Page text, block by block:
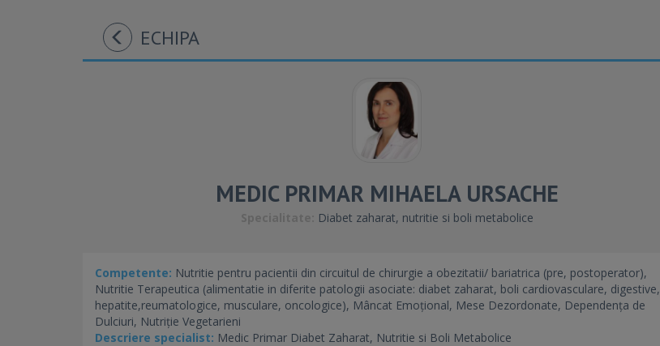
ECHIPA
MEDIC PRIMAR MIHAELA URSACHE
Diabet zaharat, nutritie si boli metabolice
Competente: Nutritie pentru pacientii din circuitul de chirurgie a obezitatii/ bariatrica (pre, postoperator),
Nutritie Terapeutica (alimentatie in diferite patologii asociate: diabet zaharat, boli cardiovasculare, digestive,
hepatite,reumatologice, musculare, oncologice), Mâncat Emoțional, Mese Dezordonate, Dependența de
Dulciuri, Nutriție Vegetarieni
Descriere specialist: Medic Primar Diabet Zaharat, Nutritie si Boli Metabolice